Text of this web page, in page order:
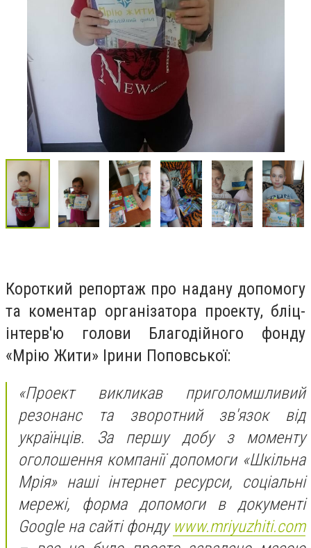
Короткий репортаж про надану допомогу
та коментар організатора проекту, бліц-
інтерв'ю голови Благодійного фонду
«Мрію Жити» Ірини Поповської:
«Проект викликав приголомшливий
резонанс та зворотний зв'язок від
українців. За першу добу з моменту
оголошення компанії допомоги «Шкільна
Мрія» наші інтернет ресурси, соціальні
мережі, форма допомоги в документі
Google на сайті фонду www.mriyuzhiti.com